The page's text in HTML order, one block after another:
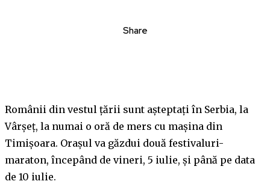
Share
Românii din vestul țării sunt așteptați în Serbia, la
Vârșeț, la numai o oră de mers cu mașina din
Timișoara. Orașul va găzdui două festivaluri-
maraton, începând de vineri, 5 iulie, și până pe data
de 10 iulie.